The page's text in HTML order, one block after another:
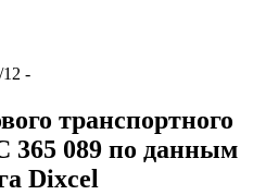
-
транспортного
365 089 по данным
Dixcel